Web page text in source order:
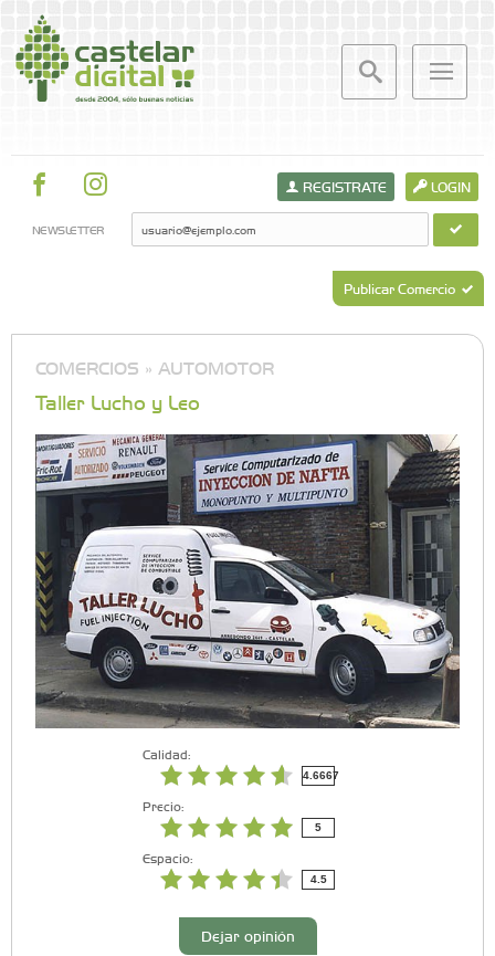
LOGIN
REGISTRATE
NEWSLETTER
Publicar Comercio
COMERCIOS » AUTOMOTOR
Taller Lucho y Leo
Calidad:
4.6667
Precio:
5
Espacio:
4.5
Dejar opinión